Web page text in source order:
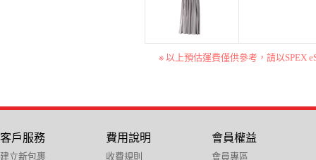
※ 以上預估運費僅供參考，請以SPEX
客戶服務
建立新包裹
費用說明
收費規則
會員權益
會員專區